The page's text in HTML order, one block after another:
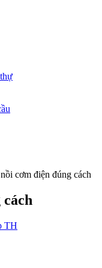
cơm điện đúng cách
TH